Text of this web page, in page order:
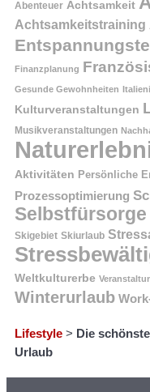
Abenteuer Achtsamkeit
Achtsamkeitstraining
Finanzplanung
Gesunde Gewohnheiten
Kulturveranstaltungen
Musikveranstaltungen
Aktivitäten Persönliche
Prozessoptimierung
Selbstfürsorge
Skigebiet Skiurlaub
Weltkulturerbe
Winterurlaub
Lifestyle > Die
Urlaub